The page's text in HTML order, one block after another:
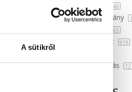
A sütikről
Kiegészítők 49
Ajándékutalvány 1
565
Ajándék ötlet 919
Szépségápolás 72